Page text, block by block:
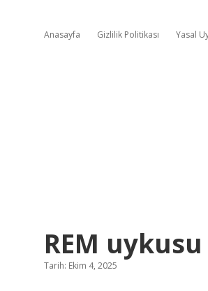
Anasayfa Gizlilik Politikası Yasal
REM
Tarih: Ekim 4, 2025